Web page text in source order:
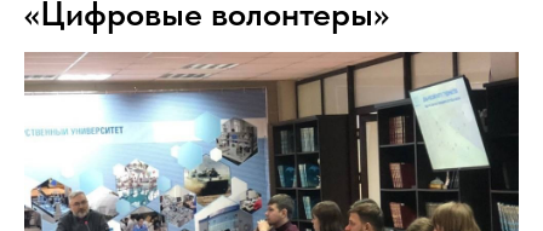
«Цифровые волонтеры»